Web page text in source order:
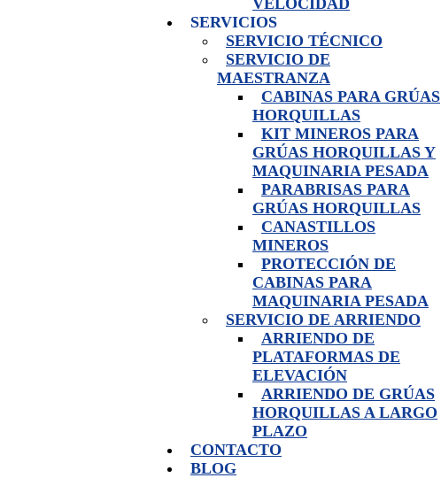
VELOCIDAD
SERVICIOS
SERVICIO TÉCNICO
SERVICIO DE
MAESTRANZA
CABINAS PARA GRÚAS
HORQUILLAS
KIT MINEROS PARA
GRÚAS HORQUILLAS Y
MAQUINARIA PESADA
PARABRISAS PARA
GRÚAS HORQUILLAS
CANASTILLOS
MINEROS
PROTECCIÓN DE
CABINAS PARA
MAQUINARIA PESADA
SERVICIO DE ARRIENDO
ARRIENDO DE
PLATAFORMAS DE
ELEVACIÓN
ARRIENDO DE GRÚAS
HORQUILLAS A LARGO
PLAZO
CONTACTO
BLOG